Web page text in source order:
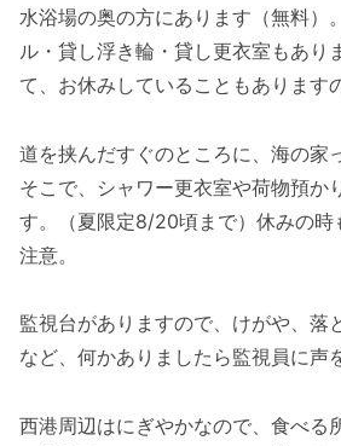
水浴場の奥の方にあります（無料）
ル・貸し浮き輪・貸し更衣室もあり
て、お休みしていることもあります
道を挟んだすぐのところに、海の家
そこで、シャワー更衣室や荷物預か
す。（夏限定8/20頃まで）休みの時
注意。
監視台がありますので、けがや、落
など、何かありましたら監視員に声
西港周辺はにぎやかなので、食べる